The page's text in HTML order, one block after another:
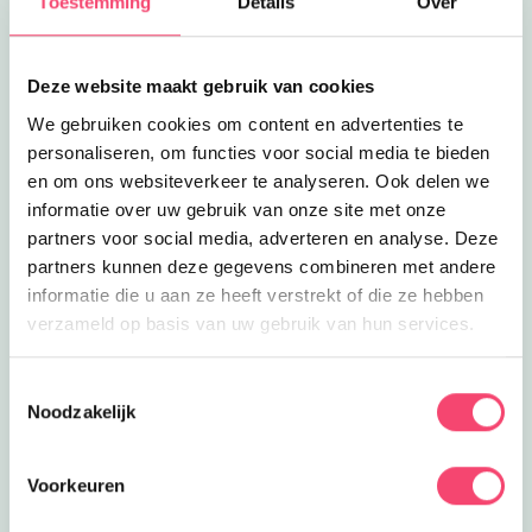
Deze website maakt gebruik van cookies
We gebruiken cookies om content en advertenties te
personaliseren, om functies voor social media te bieden
en om ons websiteverkeer te analyseren. Ook delen we
informatie over uw gebruik van onze site met onze
partners voor social media, adverteren en analyse. Deze
partners kunnen deze gegevens combineren met andere
informatie die u aan ze heeft verstrekt of die ze hebben
verzameld op basis van uw gebruik van hun services.
Noodzakelijk
Voorkeuren
Sterrenwacht Mercurius
een leerzaam bezoek aan
Sterrenwacht Mercurius!
Lees meer Sterrenwacht Mercurius
1.6 km
Uit eten
De Merwelanden
Lunchen, dineren én lekker spelen in
de speeltuin bij restaurant De
Merwelanden!
Lees meer De Merwelanden
Inclusief
De Boldermanege
Lees meer De Boldermanege
Op de kunstskibaan van Skicentrum
Drechtsteden leren kids goed skiën of
Skiën in Dordrecht